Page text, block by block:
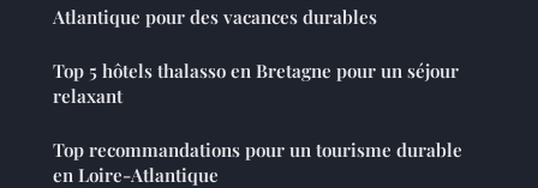
Atlantique pour des vacances durables
Top 5 hôtels thalasso en Bretagne pour un séjour
relaxant
Top recommandations pour un tourisme durable
en Loire-Atlantique